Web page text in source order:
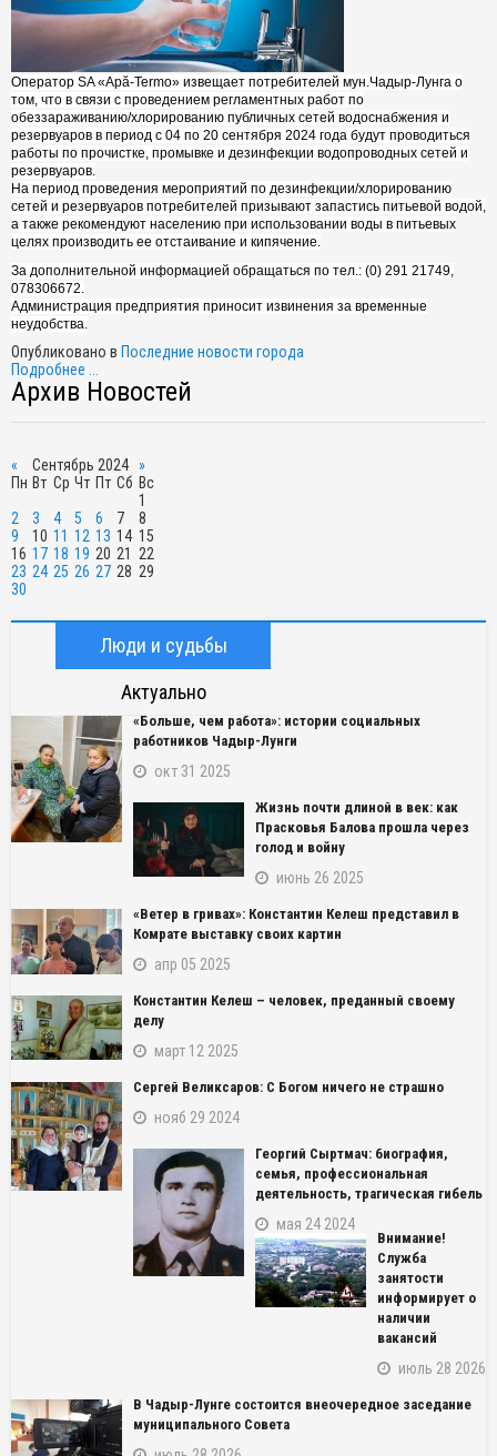
Оператор SA «Apă-Termo» извещает потребителей мун.Чадыр-Лунга о
том, что в связи с проведением регламентных работ по
обеззараживанию/хлорированию публичных сетей водоснабжения и
резервуаров в период с 04 по 20 сентября 2024 года будут проводиться
работы по прочистке, промывке и дезинфекции водопроводных сетей и
резервуаров.
На период проведения мероприятий по дезинфекции/хлорированию
сетей и резервуаров потребителей призывают запастись питьевой водой,
а также рекомендуют населению при использовании воды в питьевых
целях производить ее отстаивание и кипячение.
За дополнительной информацией обращаться по тел.: (0) 291 21749,
078306672.
Администрация предприятия приносит извинения за временные
неудобства.
Опубликовано в Последние новости города
Подробнее ...
Архив Новостей
« Сентябрь 2024
»
Пн Вт Ср Чт Пт Сб Вс
1
2
3 4 5 6 7
8
9
10 11 12 13 14 15
16 17 18 19 20 21
22
23 24 25 26 27 28 29
30
Люди и судьбы
Актуально
«Больше, чем работа»: истории социальных
работников Чадыр-Лунги
окт 31 2025
Жизнь почти длиной в век: как
Прасковья Балова прошла через
голод и войну
июнь 26 2025
«Ветер в гривах»: Константин Келеш представил в
Комрате выставку своих картин
апр 05 2025
Константин Келеш – человек, преданный своему
делу
март 12 2025
Сергей Великсаров: С Богом ничего не страшно
нояб 29 2024
Георгий Сыртмач: биография,
семья, профессиональная
деятельность, трагическая гибель
мая 24 2024
Внимание!
Служба
занятости
информирует о
наличии
вакансий
июль 28 2026
В Чадыр-Лунге состоится внеочередное заседание
муниципального Совета